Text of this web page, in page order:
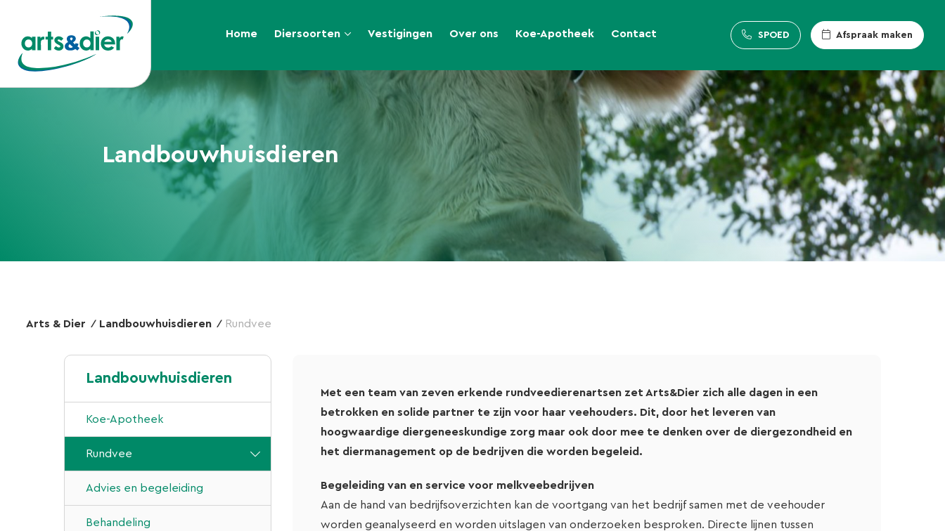
Home Diersoorten Vestigingen Over ons Koe-Apotheek Contact SPOED Afspraak maken
Landbouwhuisdieren
Arts & Dier Landbouwhuisdieren Rundvee
Landbouwhuisdieren
Koe-Apotheek
Rundvee
Advies en begeleiding
Behandeling
Met een team van zeven erkende rundveedierenartsen zet Arts&Dier zich alle dagen in een
betrokken en solide partner te zijn voor haar veehouders. Dit, door het leveren van
hoogwaardige diergeneeskundige zorg maar ook door mee te denken over de diergezondheid en
het diermanagement op de bedrijven die worden begeleid.
Begeleiding van en service voor melkveebedrijven
Aan de hand van bedrijfsoverzichten kan de voortgang van het bedrijf samen met de veehouder
worden geanalyseerd en worden uitslagen van onderzoeken besproken. Directe lijnen tussen